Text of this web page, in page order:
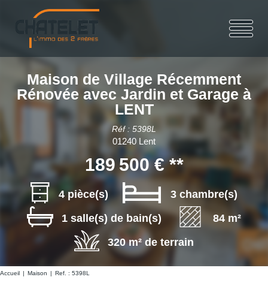
Maison de Village Récemment
Rénovée avec Jardin et Garage à
LENT
Réf : 5398L
01240 Lent
189 500 €**
4 pièce(s)
3 chambre(s)
1 salle(s) de bain(s)
84 m²
320 m² de terrain
Accueil Maison Ref. : 5398L